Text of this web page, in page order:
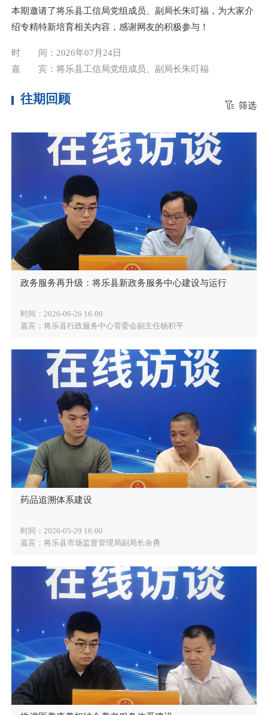
本期邀请了将乐县工信局党组成员、副局长朱叮福，为大家介
绍专精特新培育相关内容，感谢网友的积极参与！
时 间：2026年07月24日
嘉 宾：将乐县工信局党组成员、副局长朱叮福
往期回顾 筛选
政务服务再升级：将乐县新政务服务中心建设与运行
时间：2026-06-26 16:00
嘉宾：将乐县行政服务中心管委会副主任杨积平
药品追溯体系建设
时间：2026-05-29 16:00
嘉宾：将乐县市场监督管理局副局长余勇